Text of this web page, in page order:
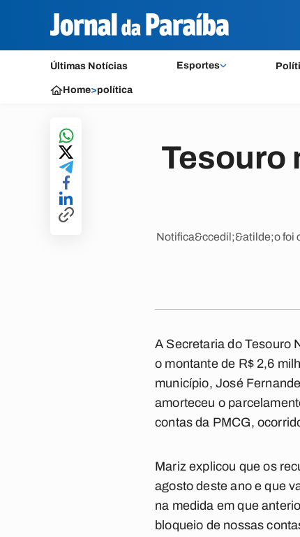
Últimas Notícias Esportes
Home>política
Tesouro
Notifica&ccedil;&atilde;o foi
A Secretaria do Tesouro
o montante de R$ 2,6
município, José
amorteceu o
contas da PMCG,
Mariz explicou que os
agosto deste ano e que
na medida em que
bloqueio de nossas